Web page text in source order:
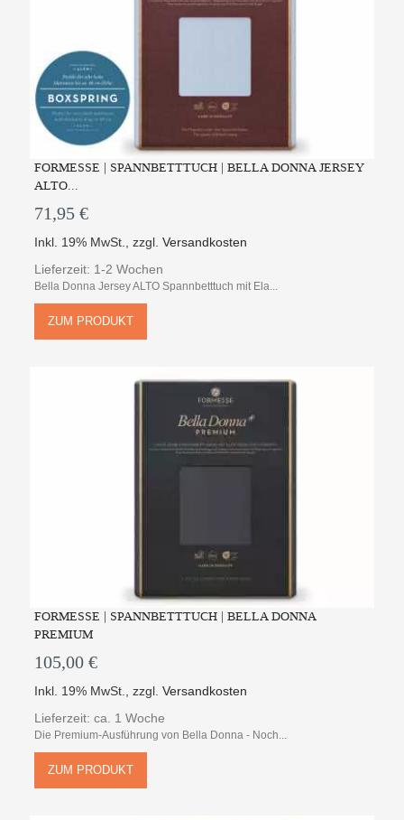
FORMESSE | SPANNBETTTUCH | BELLA DONNA JERSEY
ALTO...
71,95 €
Inkl. 19% MwSt. ,zzgl.Versandkosten
Lieferzeit: 1-2 Wochen
Bella Donna Jersey ALTO Spannbetttuch mit Ela...
ZUM PRODUKT
FORMESSE | SPANNBETTTUCH | BELLA DONNA
PREMIUM
105,00 €
Inkl. 19% MwSt. ,zzgl.Versandkosten
Lieferzeit: ca. 1 Woche
Die Premium-Ausführung von Bella Donna - Noch...
ZUM PRODUKT